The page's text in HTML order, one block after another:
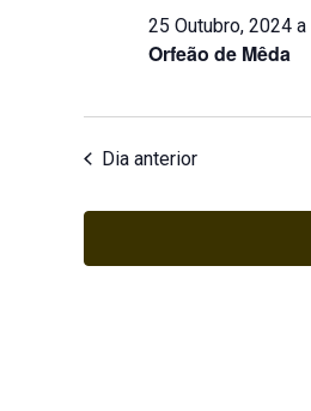
Orfeão de Mêda
25 Outubro, 2024a
Dia anterior